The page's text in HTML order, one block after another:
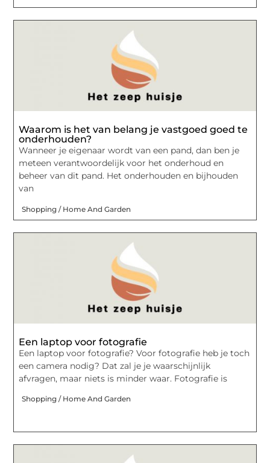
Waarom is het van belang je vastgoed goed te
onderhouden?
Wanneer je eigenaar wordt van een pand, dan ben je
meteen verantwoordelijk voor het onderhoud en
beheer van dit pand. Het onderhouden en bijhouden
van
Shopping / Home And Garden
Een laptop voor fotografie
Een laptop voor fotografie? Voor fotografie heb je toch
een camera nodig? Dat zal je je waarschijnlijk
afvragen, maar niets is minder waar. Fotografie is
Shopping / Home And Garden